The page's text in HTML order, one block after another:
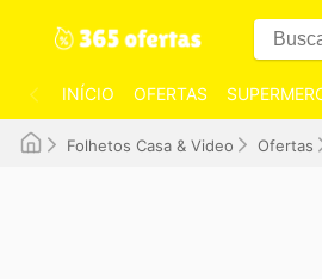
INÍCIO OFERTAS
Folhetos Casa & Video Ofertas